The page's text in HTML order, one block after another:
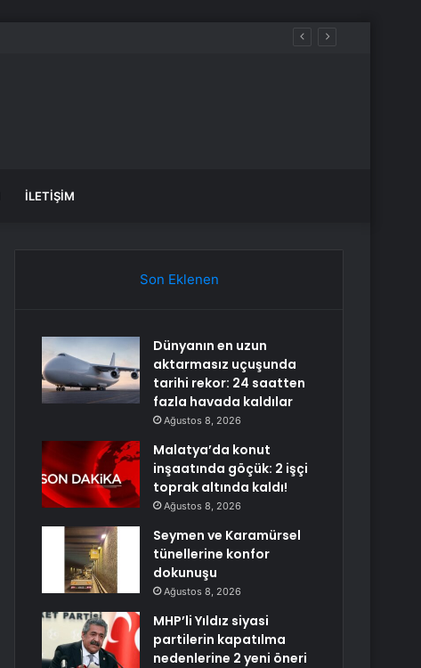
İLETIŞIM
Son Eklenen
Dünyanın en uzun
aktarmasız uçuşunda
tarihi rekor: 24 saatten
fazla havada kaldılar
Ağustos 8, 2026
Malatya’da konut
inşaatında göçük: 2 işçi
toprak altında kaldı!
Ağustos 8, 2026
Seymen ve Karamürsel
tünellerine konfor
dokunuşu
Ağustos 8, 2026
MHP’li Yıldız siyasi
partilerin kapatılma
nedenlerine 2 yeni öneri